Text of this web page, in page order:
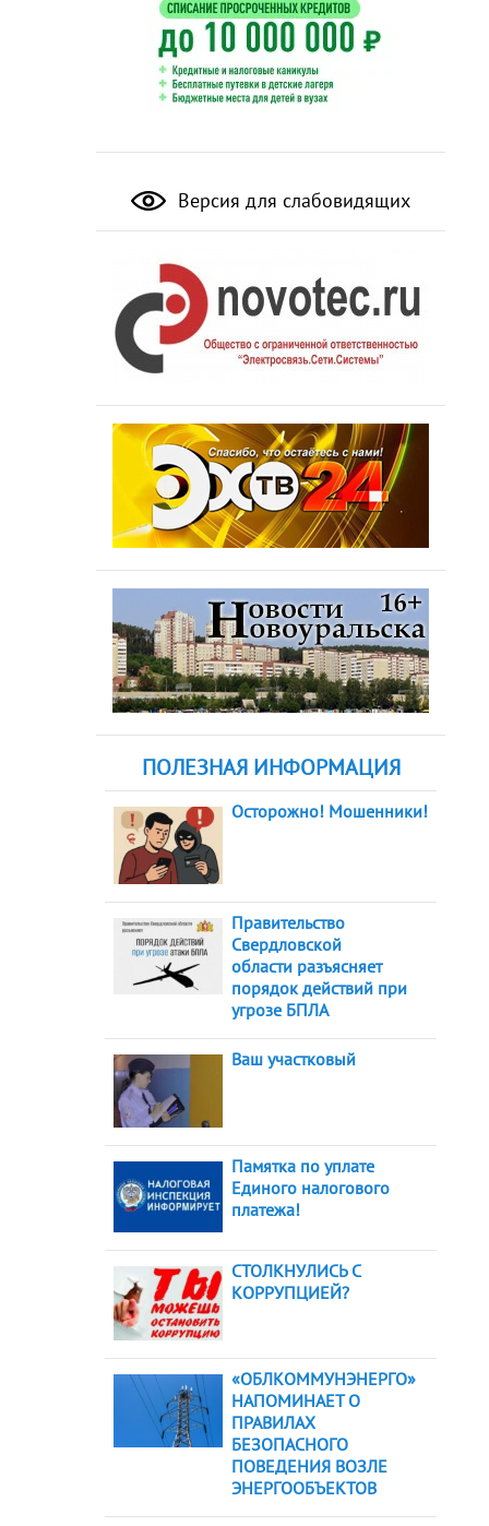
Версия для слабовидящих
ПОЛЕЗНАЯ ИНФОРМАЦИЯ
Осторожно! Мошенники!
Правительство
Свердловской
области разъясняет
порядок действий при
угрозе БПЛА
Ваш участковый
Памятка по уплате
Единого налогового
платежа!
СТОЛКНУЛИСЬ С
КОРРУПЦИЕЙ?
«ОБЛКОММУНЭНЕРГО»
НАПОМИНАЕТ О
ПРАВИЛАХ
БЕЗОПАСНОГО
ПОВЕДЕНИЯ ВОЗЛЕ
ЭНЕРГООБЪЕКТОВ